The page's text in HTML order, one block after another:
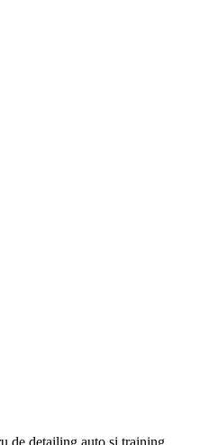
de detailing auto si training